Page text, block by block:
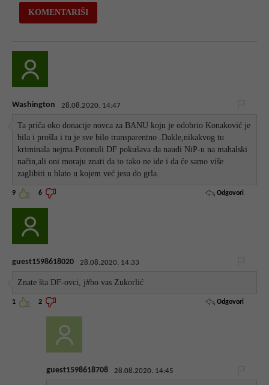
Washington 28.08.2020. 14:47
Ta priča oko donacije novca za BANU koju je odobrio Konaković je
bila i prošla i tu je sve bilo transparentno .Dakle,nikakvog tu
kriminala nejma.Potonuli DF pokušava da naudi NiP-u na mahalski
način,ali oni moraju znati da to tako ne ide i da će samo više
zaglibiti u blato u kojem već jesu do grla.
9 6 Odgovori
guest1598618020 28.08.2020. 14:33
Znate šta DF-ovci, j#bo vas Zukorlić
1 2 Odgovori
guest1598618708 28.08.2020. 14:45